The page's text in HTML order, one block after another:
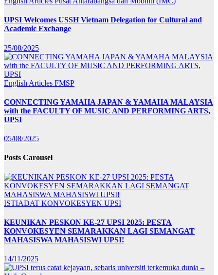
UPSI Welcomes USSH Vietnam Delegation for Cultural and
Academic Exchange
25/08/2025
English Articles FMSP
CONNECTING YAMAHA JAPAN & YAMAHA MALAYSIA
with the FACULTY OF MUSIC AND PERFORMING ARTS,
UPSI
05/08/2025
Posts Carousel
ISTIADAT KONVOKESYEN UPSI
KEUNIKAN PESKON KE-27 UPSI 2025: PESTA
KONVOKESYEN SEMARAKKAN LAGI SEMANGAT
MAHASISWA MAHASISWI UPSI!
14/11/2025